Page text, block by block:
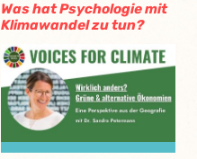
Was hat Psychologie mit
Klimawandel zu tun?